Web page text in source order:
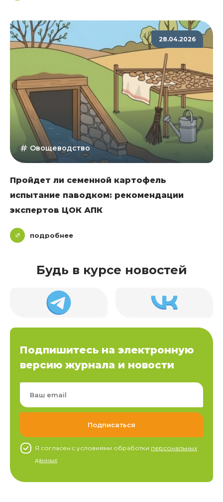
28.04.2026
Овощеводство
Пройдет ли семенной картофель
испытание паводком: рекомендации
экспертов ЦОК АПК
подробнее
Будь в курсе новостей
Подпишитесь на электронную
версию журнала и новости
Я согласен c условиями обработки персональных
данных